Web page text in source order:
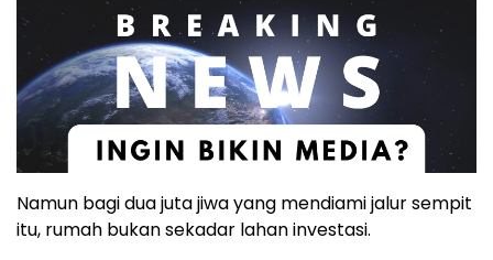
Namun bagi dua juta jiwa yang mendiami jalur sempit
itu, rumah bukan sekadar lahan investasi.